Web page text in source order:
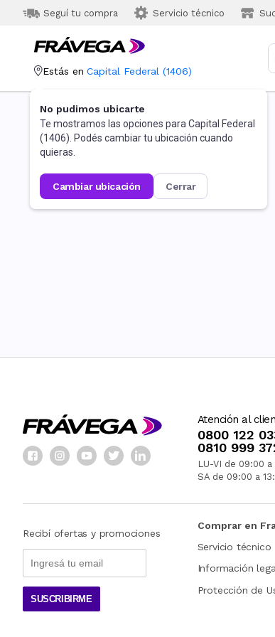
Seguí tu compra Servicio técnico
Estás en Capital Federal (1406)
No pudimos ubicarte
Te mostramos las opciones para Capital Federal
(1406). Podés cambiar tu ubicación cuando
quieras.
cambiar ubicación cerrar
Atención al
0800 122
0810 999
LU-VI de 09:00 a
SA de 09:00 a
Recibí ofertas y promociones
SUSCRIBIRME
Comprar en
Servicio técnico
Información
Protección de